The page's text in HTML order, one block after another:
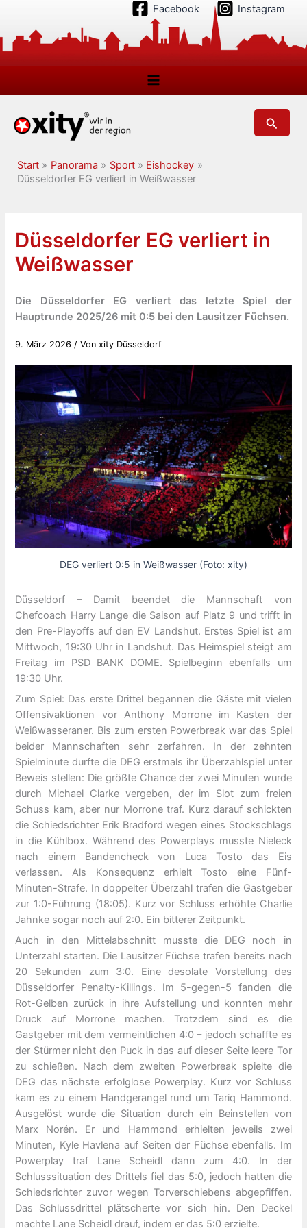
springen
Facebook Instagram
Suchen
Start Panorama Sport
Eishockey
Düsseldorfer EG verliert in Weißwasser
Düsseldorfer EG verliert in
Weißwasser
Die Düsseldorfer EG verliert das letzte Spiel der
Hauptrunde 2025/26 mit 0:5 bei den Lausitzer Füchsen.
9. März 2026 / Vonxity Düsseldorf
DEG verliert 0:5 in Weißwasser (Foto: xity)
Düsseldorf – Damit beendet die Mannschaft von
Chefcoach Harry Lange die Saison auf Platz 9 und trifft in
den Pre-Playoffs auf den EV Landshut. Erstes Spiel ist am
Mittwoch, 19:30 Uhr in Landshut. Das Heimspiel steigt am
Freitag im PSD BANK DOME. Spielbeginn ebenfalls um
19:30 Uhr.
Zum Spiel: Das erste Drittel begannen die Gäste mit vielen
Offensivaktionen vor Anthony Morrone im Kasten der
Weißwasseraner. Bis zum ersten Powerbreak war das Spiel
beider Mannschaften sehr zerfahren. In der zehnten
Spielminute durfte die DEG erstmals ihr Überzahlspiel unter
Beweis stellen: Die größte Chance der zwei Minuten wurde
durch Michael Clarke vergeben, der im Slot zum freien
Schuss kam, aber nur Morrone traf. Kurz darauf schickten
die Schiedsrichter Erik Bradford wegen eines Stockschlags
in die Kühlbox. Während des Powerplays musste Nieleck
nach einem Bandencheck von Luca Tosto das Eis
verlassen. Als Konsequenz erhielt Tosto eine Fünf-
Minuten-Strafe. In doppelter Überzahl trafen die Gastgeber
zur 1:0-Führung (18:05). Kurz vor Schluss erhöhte Charlie
Jahnke sogar noch auf 2:0. Ein bitterer Zeitpunkt.
Auch in den Mittelabschnitt musste die DEG noch in
Unterzahl starten. Die Lausitzer Füchse trafen bereits nach
20 Sekunden zum 3:0. Eine desolate Vorstellung des
Düsseldorfer Penalty-Killings. Im 5-gegen-5 fanden die
Rot-Gelben zurück in ihre Aufstellung und konnten mehr
Druck auf Morrone machen. Trotzdem sind es die
Gastgeber mit dem vermeintlichen 4:0 – jedoch schaffte es
der Stürmer nicht den Puck in das auf dieser Seite leere Tor
zu schießen. Nach dem zweiten Powerbreak spielte die
DEG das nächste erfolglose Powerplay. Kurz vor Schluss
kam es zu einem Handgerangel rund um Tariq Hammond.
Ausgelöst wurde die Situation durch ein Beinstellen von
Marx Norén. Er und Hammond erhielten jeweils zwei
Minuten, Kyle Havlena auf Seiten der Füchse ebenfalls. Im
Powerplay traf Lane Scheidl dann zum 4:0. In der
Schlusssituation des Drittels fiel das 5:0, jedoch hatten die
Schiedsrichter zuvor wegen Torverschiebens abgepfiffen.
Das Schlussdrittel plätscherte vor sich hin. Den Deckel
machte Lane Scheidl drauf, indem er das 5:0 erzielte.